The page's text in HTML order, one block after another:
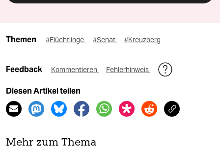
Themen #Flüchtlinge #Senat #Kreuzberg
Feedback Kommentieren Fehlerhinweis
Diesen Artikel teilen
Mehr zum Thema